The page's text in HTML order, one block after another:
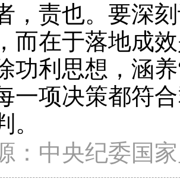
，责也。要深
而在于落地成
功利思想，涵
一项决策都符
。
：中央纪委国